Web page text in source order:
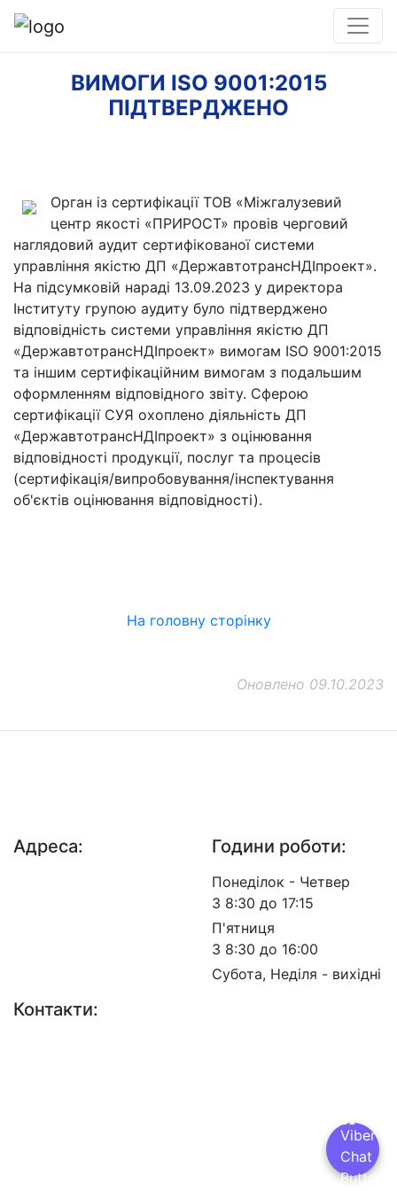
ВИМОГИ ISO 9001:2015
ПІДТВЕРДЖЕНО
Орган із сертифікації ТОВ «Міжгалузевий
центр якості «ПРИРОСТ» провів черговий
наглядовий аудит сертифікованої системи
управління якістю ДП «ДержавтотрансНДІпроект».
На підсумковій нараді 13.09.2023 у директора
Інституту групою аудиту було підтверджено
відповідність системи управління якістю ДП
«ДержавтотрансНДІпроект» вимогам ISO 9001:2015
та іншим сертифікаційним вимогам з подальшим
оформленням відповідного звіту. Сферою
сертифікації СУЯ охоплено діяльність ДП
«ДержавтотрансНДІпроект» з оцінювання
відповідності продукції, послуг та процесів
(сертифікація/випробовування/інспектування
об'єктів оцінювання відповідності).
На головну сторінку
Оновлено 09.10.2023
Адреса: Години роботи:
Понеділок - Четвер
З 8:30 до 17:15
П'ятниця
З 8:30 до 16:00
Субота, Неділя - вихідні
Контакти: